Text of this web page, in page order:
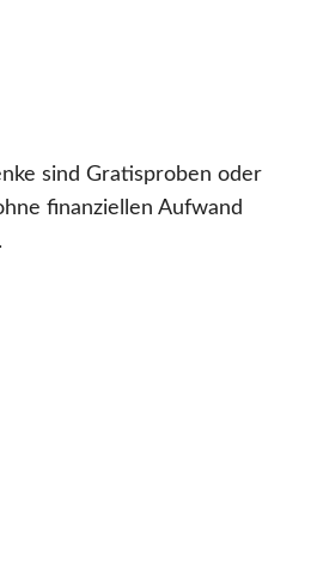
sind Gratisproben oder
finanziellen Aufwand